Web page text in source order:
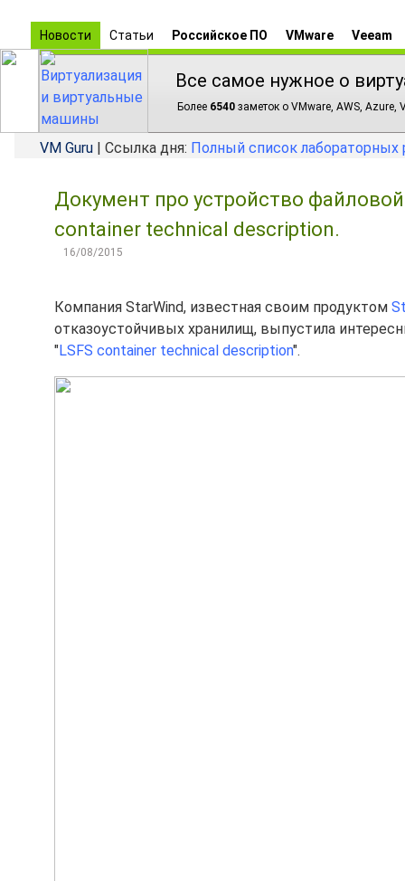
Новости Статьи Российское ПО VMware Veeam
Все самое нужное о
Более 6540 заметок о VMware, AWS, Azure,
VM Guru | Ссылка дня: Полный список лабораторных
Документ про устройство
container technical description.
16/08/2015
Компания StarWind, известная своим продуктом
отказоустойчивых хранилищ, выпустила
"LSFS container technical description".